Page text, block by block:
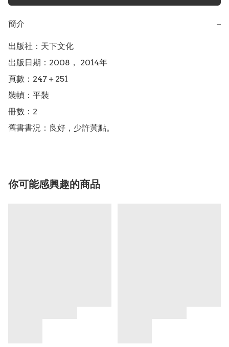
簡介 −
出版社：天下文化
出版日期：2008， 2014年
頁數：247＋251
裝幀：平裝
冊數：2
你可能感興趣的商品